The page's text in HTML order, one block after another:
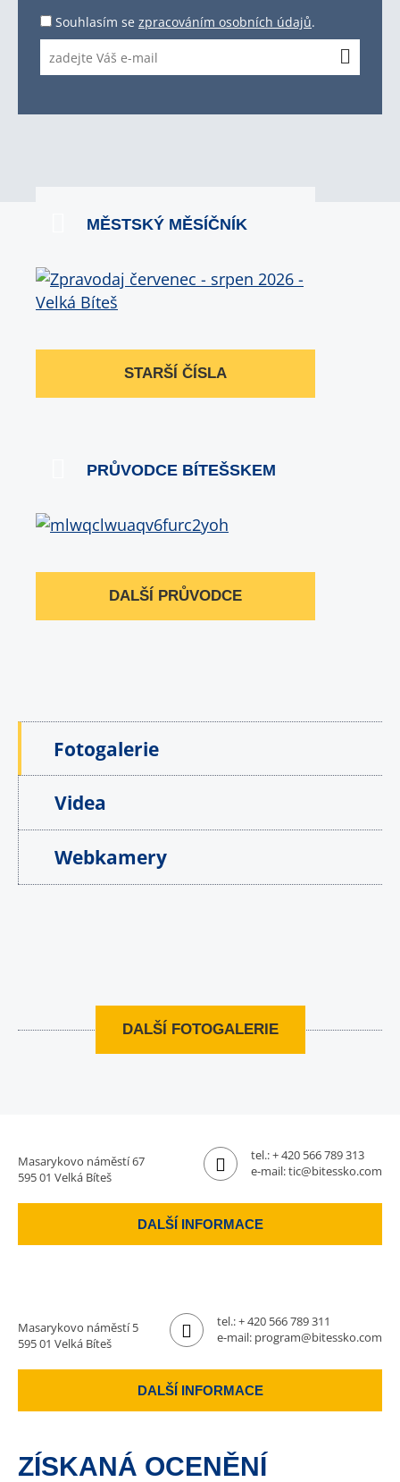
Souhlasím se zpracováním osobních údajů.
MĚSTSKÝ MĚSÍČNÍK
STARŠÍ ČÍSLA
PRŮVODCE BÍTEŠSKEM
DALŠÍ PRŮVODCE
Fotogalerie
Videa
Webkamery
DALŠÍ FOTOGALERIE
Masarykovo náměstí 67
595 01 Velká Bíteš
tel.:+ 420 566 789 313
e-mail:tic@bitessko.com
DALŠÍ INFORMACE
Masarykovo náměstí 5
595 01 Velká Bíteš
tel.:+ 420 566 789 311
e-mail: program@bitessko.com
DALŠÍ INFORMACE
ZÍSKANÁ OCENĚNÍ